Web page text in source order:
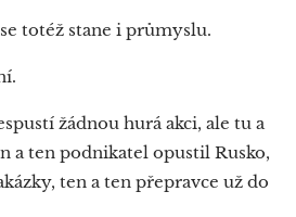
totéž stane i průmyslu.
žádnou hurá akci, ale tu a
a ten podnikatel opustil Rusko,
ten a ten přepravce už do